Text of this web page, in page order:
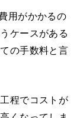
用がかかるの
ケースがある
の手数料と言
程でコストが